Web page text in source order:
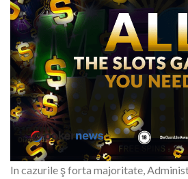
In cazurile ş forta majoritate,